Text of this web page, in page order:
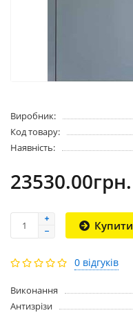
Виробник:
Код товару:
Наявність:
23530.00грн.
Купити
0 відгуків
Виконання
Антизрізи